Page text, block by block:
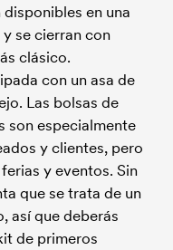
en una
se cierran con
clásico.
con un asa de
Las bolsas de
son especialmente
y clientes, pero
y eventos. Sin
que se trata de un
así que deberás
de primeros